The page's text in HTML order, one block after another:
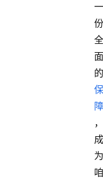
一
份
全
面
的
保
障
，
成
为
咱